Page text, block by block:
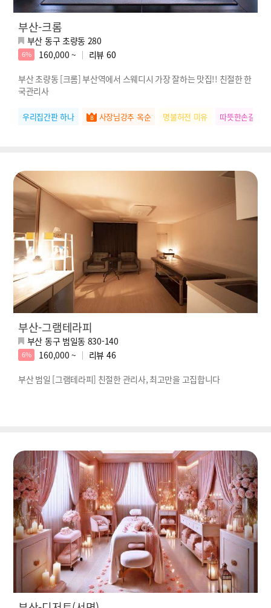
부산-크롬
부산 동구 초량동 280
6% 160,000 ~ 리뷰 60
부산 초량동 [크롬] 부산역에서 스웨디시 가장 잘하는 맛집!! 친절한 한
국관리사
우리집간판 하나 사장님강추 옥순 명불허전 미유 따뜻한손길 린
부산-그램테라피
부산 동구 범일동 830-140
6% 160,000 ~ 리뷰 46
부산 범일 [그램테라피] 친절한 관리사, 최고만을 고집합니다